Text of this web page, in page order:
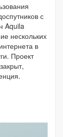
с
Aquila
нескольких
в
Проект